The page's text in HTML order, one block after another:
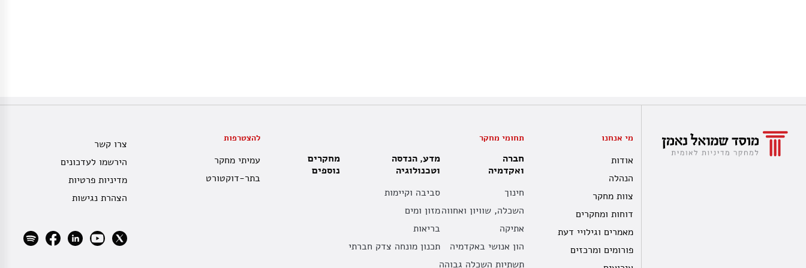
מי אנחנו
אודות
הנהלה
צוות מחקר
דוחות ומחקרים
מאמרים וגילויי דעת
פורומים ומרכזים
תחומי מחקר
חברה
ואקדמיה
חינוך
השכלה, שוויון ואחווה
אתיקה
הון אנושי באקדמיה
תשתיות השכלה גבוהה
מדע, הנדסה
וטכנולוגיה
סביבה וקיימות
מזון ומים
בריאות
תכנון מונחה צדק חברתי
מחקרים
נוספים
להצטרפות
עמיתי מחקר
בתר-דוקטורט
צרו קשר
הירשמו לעדכונים
מדיניות פרטיות
הצהרת נגישות